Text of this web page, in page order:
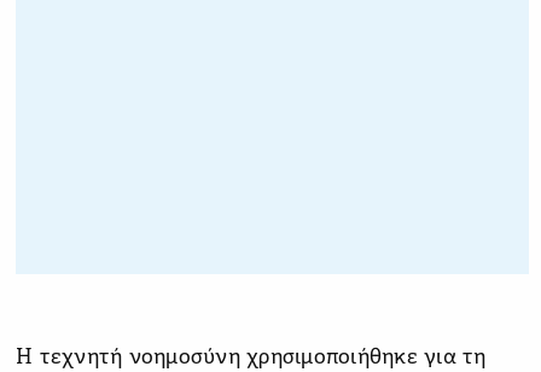
Η τεχνητή νοημοσύνη χρησιμοποιήθηκε για τη